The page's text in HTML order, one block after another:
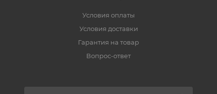
Условия оплаты
Условия доставки
Гарантия на товар
Вопрос-ответ